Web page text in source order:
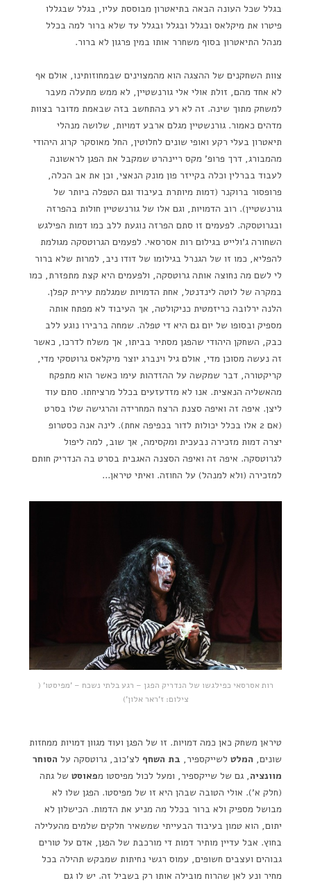
בגלל שכל העונה הבאה בתיאטרון מבוססת עליו, בגלל שבגללו
פיטרו את מיקלאס ובגלל ובגלל ובגלל עד שלא ברור למה בכלל
מנהל התיאטרון בסוף משחרר אותו במין פרגון לא ברור.
צוות השחקנים של ההצגה הוא מהמצוינים שבמחוזותינו, אולם אף
לא אחד מהם, זולת אולי אלי גורנשטיין, לא ממש מתעלה מעבר
למשחק מתוך שינה. זה לא רע בהתחשב בזה שבאמת מדובר בצוות
מדהים כאמור. גורנשטיין מגלם ארבע דמויות, שלושה מנהלי
תיאטרון בעלי רקע ואופי שונים לחלוטין, החל מאוסקר קרוג היהודי
מהמבורג, דרך פרופ' מקס ריינהרט שמקבל את הפגן לראשונה
לעבוד בברלין וכלה בקייזר פון מונק הנאצי, וכן את אב הכלה,
פרופסור ברוקנר (דמות מיותרת בעיבוד וגם הטפלה ביותר של
גורנשטיין). רוב הדמויות, וגם אלו של גורנשטיין חולות בהפרזה
ובגרוטסקה. לפעמים זו סתם הפרזה נוגעת ללב כמו דמות הפילגש
השחורה ג'ולייט בגילום רות אסרסאי. לפעמים הגרוטסקה מגולמת
להפליא, כמו זו של הגנרל בגילומו של דודו ניב, למרות שלא ברור
לי לשם מה נחוצה אותה גרוטסקה, ולפעמים היא קצת מתפזרת, כמו
במקרה של לוטה לינדנטל, אחת הדמויות שמגלמת עירית קפלן.
הלנה ירלובה כריזמטית כניקולטה, אך העיבוד לא מפתח אותה
מספיק ובסופו של יום גם היא די טפלה. שמחה ברבירו נוגע ללב
כבק, השחקן היהודי שהפגן מסתיר בביתו, אך משלח לדרכו, כאשר
זה נעשה מסוכן מדי, אולם גיל וינברג יוצר מיקלאס גרוטסקי מדי,
קריקטורה, דבר שמקשה על ההזדהות עימו כאשר הוא מתפקח
מהאשליה הנאצית. אנו לא מזדעזעים בכלל מרציחתו. סתם עוד
ליצן. איפה זה ואיפה סצנת הרצח המחרידה והרגישה שלו בסרט
(אם 2 אלו בכלל יכולות לדור בכפיפה אחת). לינה אנה כסטרופ
יצרה דמות מזכירה נבעכית ומקסימה, אך שוב, למה ליפול
לגרוטסקה. איפה זה ואיפה הסצנה האגבית בסרט בה הנדריק חותם
למזכירה (ולא למנהל) על החוזה. ואיתי טיראן…
רות אסרסאי כפילגשו של הנדריק הפגן – רגע בלתי נשכח – 'מפיסטו' (
צילום: ז'ראר אלון')
טיראן משחק כאן כמה דמויות. זו של הפגן ועוד מגוון דמויות ממחזות
שונים, המלט לשייקספיר, בת השחף לצ'כוב, גרוטסקה על הסוחר
מוונציה, גם של שייקספיר, ומעל לכול מפיסטו מפאוסט של גתה
(חלק א'). אולי הטובה שבהן היא זו של מפיסטו. הפגן שלו לא
מבושל מספיק ולא ברור בכלל מה מניע את הדמות. הכישלון לא
יתום, הוא טמון בעיבוד הבעייתי שמשאיר חלקים שלמים מהעלילה
בחוץ. אבל עדיין מותיר דמות די מורכבת של הפגן, אדם על טורים
גבוהים ועצבים חשופים, עמוס רגשי נחיתות שמבקש תהילה בכל
מחיר ונע לאן שהרוח מובילה אותו רק בשביל זה. יש לו גם